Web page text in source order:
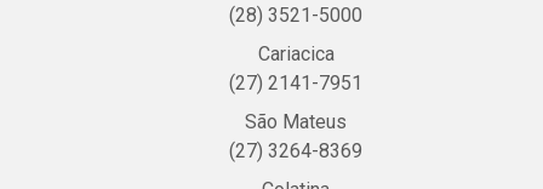
(28) 3521-5000
Cariacica
(27) 2141-7951
São Mateus
(27) 3264-8369